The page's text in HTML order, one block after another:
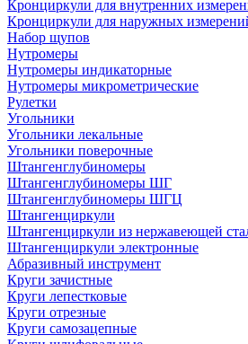
Кронциркули для внутренних
Кронциркули для наружных
Набор щупов
Нутромеры
Нутромеры индикаторные
Нутромеры микрометрические
Рулетки
Угольники
Угольники лекальные
Угольники поверочные
Штангенглубиномеры
Штангенглубиномеры ШГ
Штангенглубиномеры ШГЦ
Штангенциркули
Штангенциркули из нержавеющей
Штангенциркули электронные
Абразивный инструмент
Круги зачистные
Круги лепестковые
Круги отрезные
Круги самозацепные